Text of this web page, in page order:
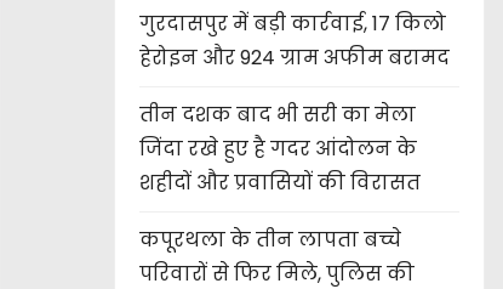
गुरदासपुर में बड़ी कार्रवाई, 17 किलो
हेरोइन और 924 ग्राम अफीम बरामद
तीन दशक बाद भी सरी का मेला
जिंदा रखे हुए है गदर आंदोलन के
शहीदों और प्रवासियों की विरासत
कपूरथला के तीन लापता बच्चे
परिवारों से फिर मिले, पुलिस की